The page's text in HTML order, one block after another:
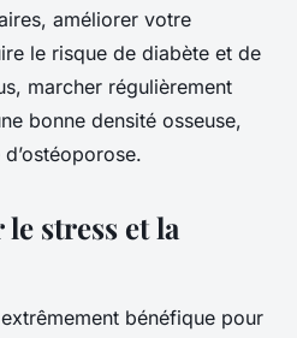
améliorer votre
le risque de diabète et de
marcher régulièrement
bonne densité osseuse,
stress et la
bénéfique pour